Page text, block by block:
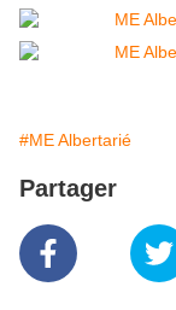
#ME Albertarié
Partager